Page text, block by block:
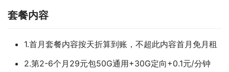
套餐内容
1.首月套餐内容按天折算到账，不超此内容首月免月租
2.第2-6个月29元包50G通用+30G定向+0.1元/分钟